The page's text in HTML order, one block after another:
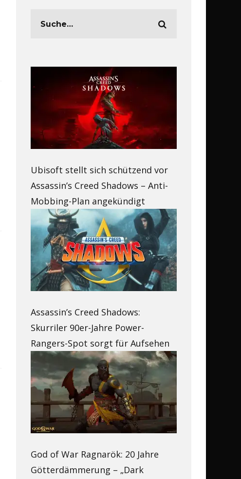
Ubisoft stellt sich schützend vor
Assassin’s Creed Shadows – Anti-
Mobbing-Plan angekündigt
Assassin’s Creed Shadows:
Skurriler 90er-Jahre Power-
Rangers-Spot sorgt für Aufsehen
God of War Ragnarök: 20 Jahre
Götterdämmerung – „Dark